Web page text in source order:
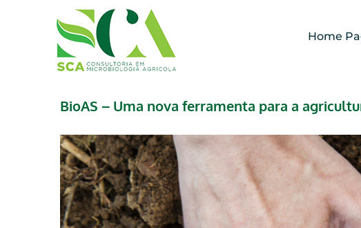
Home
BioAS – Uma nova ferramenta para a
View
Larger
Image